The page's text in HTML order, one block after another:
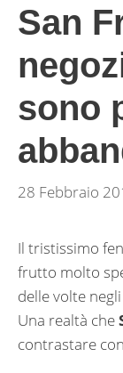
San
sono
28 Febbraio
Il tristissimo
frutto molto
delle volte
Una realtà che
contrastare